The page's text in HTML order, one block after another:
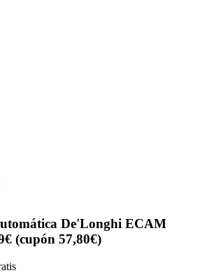
De'Longhi ECAM
(cupón 57,80€)